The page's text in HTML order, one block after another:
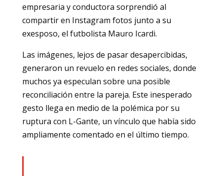
empresaria y conductora sorprendió al
compartir en Instagram fotos junto a su
exesposo, el futbolista Mauro Icardi.
Las imágenes, lejos de pasar desapercibidas,
generaron un revuelo en redes sociales, donde
muchos ya especulan sobre una posible
reconciliación entre la pareja. Este inesperado
gesto llega en medio de la polémica por su
ruptura con L-Gante, un vínculo que había sido
ampliamente comentado en el último tiempo.